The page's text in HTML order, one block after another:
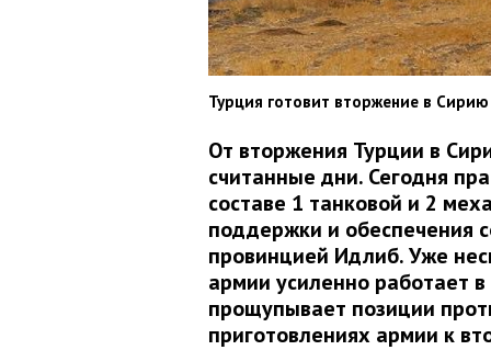
Турция готовит вторжение в
От вторжения Турции в
считанные дни. Сегодня
составе 1 танковой и 2
поддержки и обеспечения
провинцией Идлиб. Уже
армии усиленно работает
прощупывает позиции
приготовлениях армии к